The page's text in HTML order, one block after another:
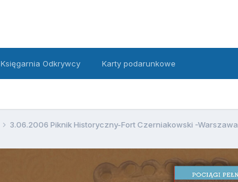
Księgarnia Odkrywcy Karty podarunkowe
3.06.2006 Piknik Historyczny-Fort Czerniakowski -Warszawa